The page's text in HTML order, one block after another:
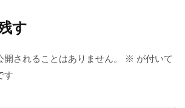
す
開されることはありません。 ※ が付いて
す